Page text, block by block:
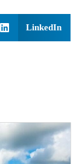
LinkedIn